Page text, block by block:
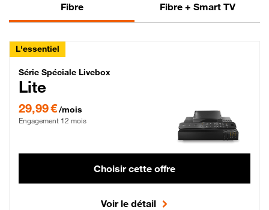
Fibre Fibre + Smart TV
L'essentiel
Série Spéciale Livebox Lite Fibre
Série Spéciale Livebox
Lite
29,99 €/mois
Engagement 12 mois
Choisir cette offre
Voir le détail